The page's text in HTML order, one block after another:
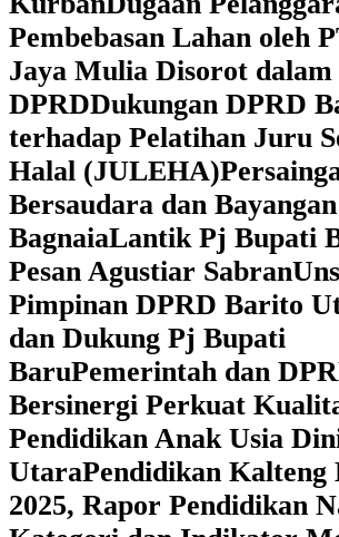
Pembebasan Lahan oleh
Jaya Mulia Disorot dalam
DPRDDukungan DPRD
terhadap Pelatihan Juru
Halal (JULEHA)
Bersaudara dan
BagnaiaLantik Pj Bupati
Pesan Agustiar Sabran
Pimpinan DPRD Barito
dan Dukung Pj Bupati
BaruPemerintah dan
Bersinergi Perkuat
Pendidikan Anak Usia
Utara‎Pendidikan Kalteng
2025, Rapor Pendidikan